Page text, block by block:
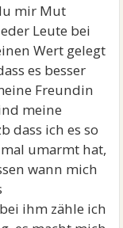
mir Mut
Leute bei
Wert gelegt
es besser
Freundin
meine
dass ich es so
umarmt hat,
wann mich
ihm zähle ich